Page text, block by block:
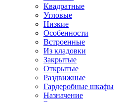
Квадратные
Угловые
Низкие
Особенности
Встроенные
Из кладовки
Закрытые
Открытые
Раздвижные
Гардеробные шкафы
Назначение